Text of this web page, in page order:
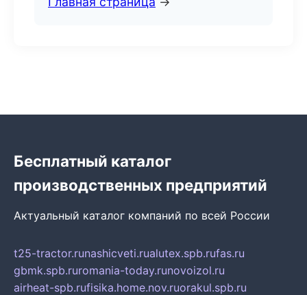
Бесплатный каталог
производственных предприятий
Актуальный каталог компаний по всей России
t25-tractor.runashicveti.rualutex.spb.rufas.ru
gbmk.spb.ruromania-today.runovoizol.ru
airheat-spb.rufisika.home.nov.ruorakul.spb.ru